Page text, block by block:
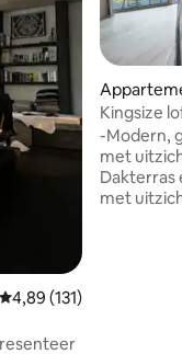
Gemiddelde
4,89 (131)
d
Kingsize
Parque
-Modern,
met
Dakterras
met